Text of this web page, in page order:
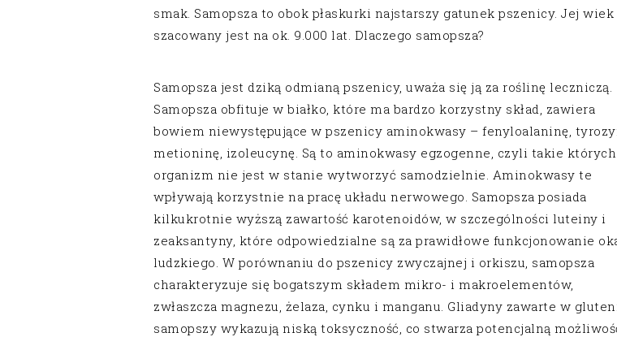
smak. Samopsza to obok płaskurki najstarszy gatunek pszenicy. Jej wiek
szacowany jest na ok. 9.000 lat. Dlaczego samopsza?
Samopsza jest dziką odmianą pszenicy, uważa się ją za roślinę leczniczą.
Samopsza obfituje w białko, które ma bardzo korzystny skład, zawiera
bowiem niewystępujące w pszenicy aminokwasy – fenyloalaninę,
metioninę, izoleucynę. Są to aminokwasy egzogenne, czyli takie których
organizm nie jest w stanie wytworzyć samodzielnie. Aminokwasy te
wpływają korzystnie na pracę układu nerwowego. Samopsza posiada
kilkukrotnie wyższą zawartość karotenoidów, w szczególności luteiny i
zeaksantyny, które odpowiedzialne są za prawidłowe funkcjonowanie
ludzkiego. W porównaniu do pszenicy zwyczajnej i orkiszu, samopsza
charakteryzuje się bogatszym składem mikro- i makroelementów,
zwłaszcza magnezu, żelaza, cynku i manganu. Gliadyny zawarte w
samopszy wykazują niską toksyczność, co stwarza potencjalną